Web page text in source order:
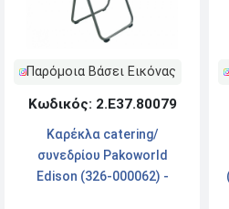
Παρόμοια Βάσει Εικόνας
Κωδικός: 2.Ε37.80079
Καρέκλα catering/
συνεδρίου Pakoworld
Edison (326-000062) -